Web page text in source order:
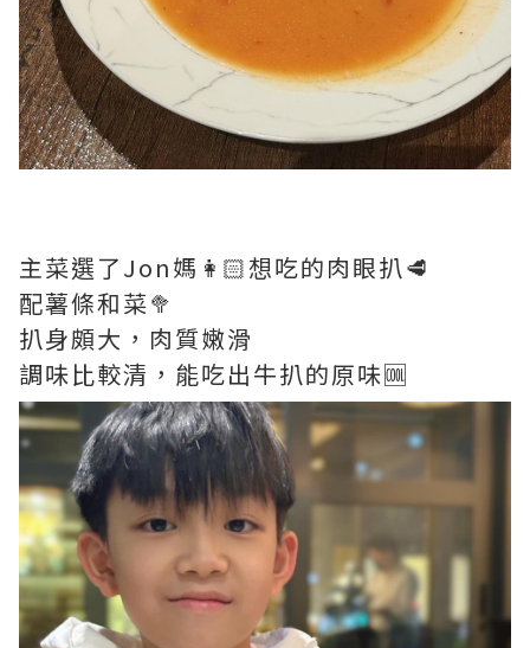
主菜選了Jon媽👩🏻想吃的肉眼扒🥩
配薯條和菜🥦
扒身頗大，肉質嫩滑
調味比較清，能吃出牛扒的原味🆒